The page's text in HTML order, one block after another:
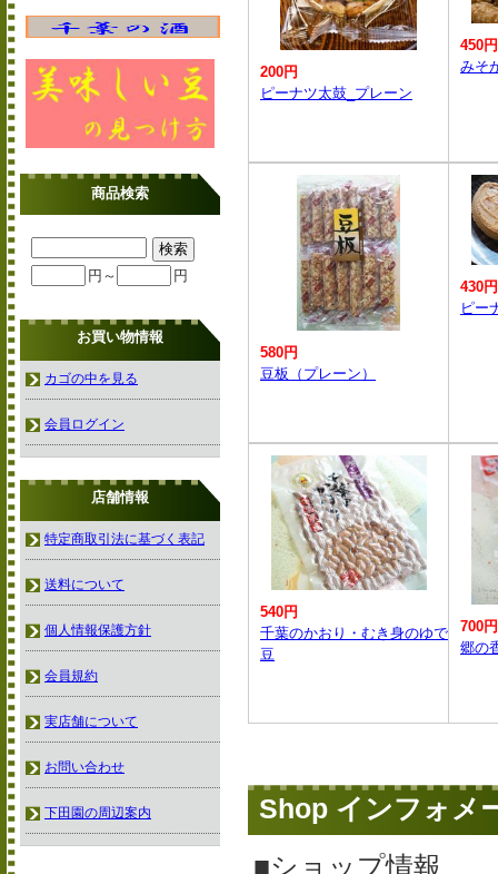
200円
ピーナツ太鼓_プレーン
450円
みそ
580円
豆板（プレーン）
430円
ピー
540円
千葉のかおり・むき身のゆで
豆
700円
郷の
Shop インフォメ
■ショップ情報
商品検索
円～ 円
お買い物情報
カゴの中を見る
会員ログイン
店舗情報
特定商取引法に基づく表記
送料について
個人情報保護方針
会員規約
実店舗について
お問い合わせ
下田園の周辺案内